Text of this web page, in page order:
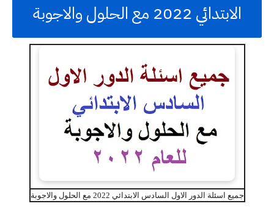
الابتدائي 2022 مع الحلول والاجوبة
جميع اسئلة الدور الاول السادس الابتدائي 2022 مع الحلول والاجوبة